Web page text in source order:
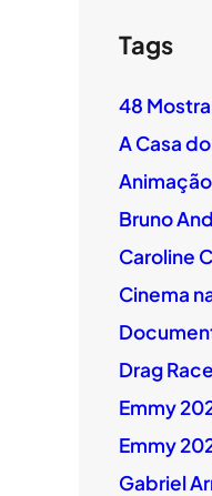
Tags
48 Mostra
A Casa
Animação
Bruno
Caroline
Cinema
Drag
Emmy
Emmy
Gabriel